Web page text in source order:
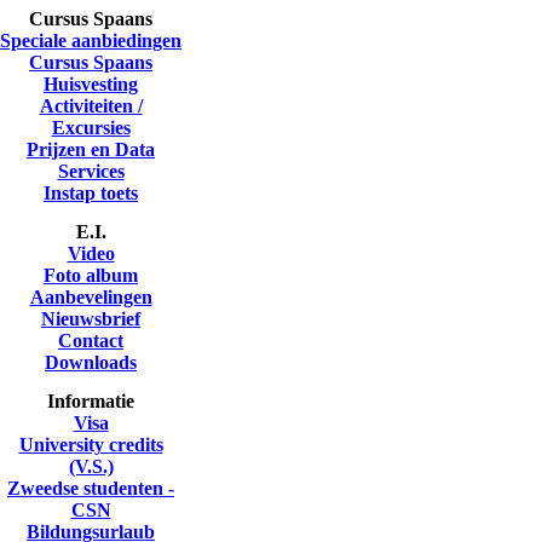
Cursus Spaans
Speciale aanbiedingen
Cursus Spaans
Huisvesting
Activiteiten /
Excursies
Prijzen en Data
Services
Instap toets
E.I.
Video
Foto album
Aanbevelingen
Nieuwsbrief
Contact
Downloads
Informatie
Visa
University credits
(V.S.)
Zweedse studenten -
CSN
Bildungsurlaub